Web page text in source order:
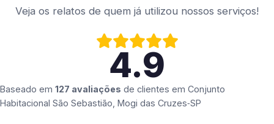
Veja os relatos de quem já utilizou nossos serviços!
4.9
Baseado em 127 avaliações de clientes em Conjunto
Habitacional São Sebastião, Mogi das Cruzes‑SP